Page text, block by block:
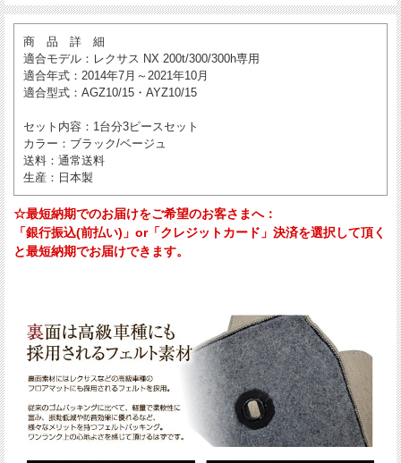
商 品 詳 細
適合モデル ：レクサス NX 200t/300/300h専用
適合年式 ：2014年7月～2021年10月
適合型式 ：AGZ10/15・AYZ10/15
セット内容 ：1台分3ピースセット
カラー ：ブラック/ベージュ
送料 ：通常送料
生産 ：日本製
☆最短納期でのお届けをご希望のお客さまへ：
「銀行振込(前払い)」or「クレジットカード」決済を選択して頂く
と最短納期でお届けできます。